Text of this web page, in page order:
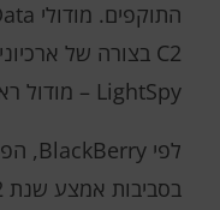
LightSpy – מודול ראשי וכמה תוספים מיוחדים.